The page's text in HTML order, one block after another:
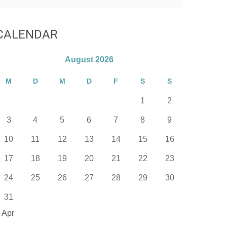
August 2026
M D M D F S S
1 2
3 4 5 6 7 8 9
10 11 12 13 14 15 16
17 18 19 20 21 22 23
24 25 26 27 28 29 30
31
Apr